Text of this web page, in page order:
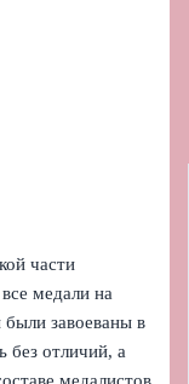
части
медали на
завоеваны в
без отличий, а